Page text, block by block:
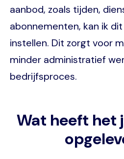
aanbod, zoals tijden,
abonnementen, kan ik
instellen. Dit zorgt voor
minder administratief
bedrijfsproces.
Wat heeft het